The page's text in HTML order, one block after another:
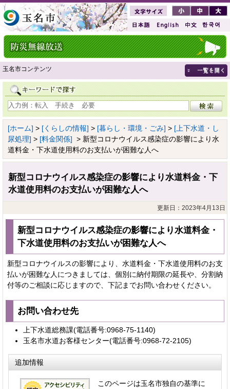
玉名市コンテンツ
[ホーム] > [くらしの情報] > [暮らし・環境・ごみ] > [上下水道・し
尿処理] > [料金関係] > 新型コロナウイルス感染症の影響により水
道料金・下水道使用料のお支払いが困難な人へ
新型コロナウイルス感染症の影響により水道料金・下
水道使用料のお支払いが困難な人へ
更新日：2023年4月13日
新型コロナウイルス感染症の影響により水道料金・
下水道使用料のお支払いが困難な人へ
新型コロナウイルスの影響により、水道料金・下水道使用料のお支
払いが困難な人につきましては、個別に納付期限の延長や、分割納
付等のご相談に応じますので、下記までお問い合わせください。
お問い合わせ先
上下水道総務課(電話番号:0968-75-1140)
玉名市水道お客様センター(電話番号:0968-72-2105)
追加情報
このページは玉名市独自の基準に